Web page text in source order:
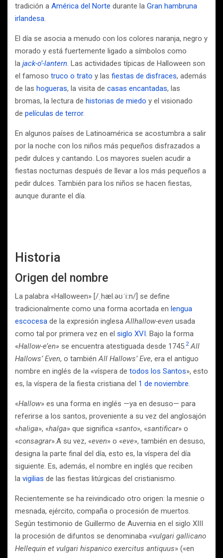
tradición a América del Norte durante la Gran hambruna
irlandesa.
El día se asocia a menudo con los colores naranja, negro y
morado y está fuertemente ligado a símbolos como
la jack-o’-lantern. Las actividades típicas de Halloween son
el famoso truco o trato y las fiestas de disfraces, además
de las hogueras, la visita de casas encantadas, las
bromas, la lectura de historias de miedo y el visionado
de películas de terror.
En algunos países de Latinoamérica se acostumbra a salir
por la noche con los niños más pequeños disfrazados a
pedir dulces y cantando. Los mayores suelen acudir a
fiestas nocturnas después de llevar a los más pequeños a
pedir dulces. También para los niños se hacen fiestas,
aunque durante el día.
Historia
Origen del nombre
La palabra «Halloween» [/ˌhæl.əʊˈiːn/] se define
tradicionalmente como una forma acortada en lengua
escocesa de la expresión inglesaAllhallow-even usada
como tal por primera vez en el siglo XVI. Bajo la forma
«Hallow-e’en» se encuentra atestiguada desde 1745.2​All
Hallows’ Even, o tambiénAll Hallows’ Eve, era el antiguo
nombre en inglés de la «víspera de todos los Santos», esto
es, la víspera de la fiesta cristiana del 1 de noviembre.
«Hallow» es una forma en inglés —ya en desuso— para
referirse a los santos, proveniente a su vez del anglosajón
«haliga», «halga» que significa «santo», «santificar» o
«consagrar».A su vez, «even» o «eve», también en desuso,
designa la parte final del día, esto es, la víspera del día
siguiente.​ Es, además, el nombre en inglés que reciben
la vigilias de las fiestas litúrgicas del cristianismo.
Recientemente se ha reivindicado otro origen: la mesnie o
mesnada, ejército, compaña o procesión de muertos.
Según testimonio de Guillermo de Auvernia en el siglo XIII
la procesión de difuntos se denominaba «vulgari gallicano
Hellequin et vulgari hispanico exercitus antiquus» («en